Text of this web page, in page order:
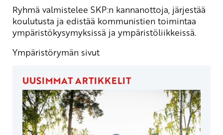
Ryhmä valmistelee SKP:n kannanottoja, järjestää
koulutusta ja edistää kommunistien toimintaa
ympäristökysymyksissä ja ympäristöliikkeissä.
Ympäristörymän sivut
UUSIMMAT ARTIKKELIT